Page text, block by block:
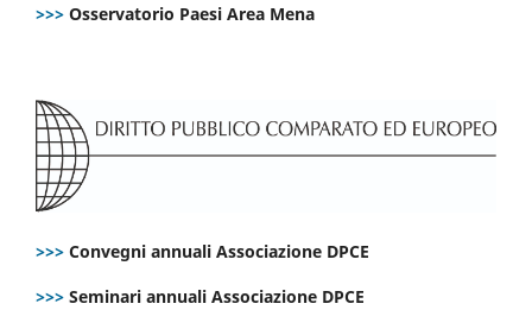
>>> Osservatorio Paesi Area Mena
>>> Convegni annuali Associazione DPCE
>>> Seminari annuali Associazione DPCE